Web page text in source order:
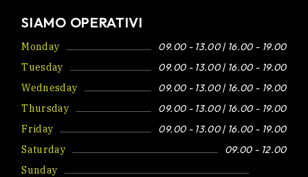
SIAMO OPERATIVI
Monday
09.00 - 13.00 | 16.00 - 19.00
Tuesday
09.00 - 13.00 | 16.00 - 19.00
Wednesday
09.00 - 13.00 | 16.00 - 19.00
Thursday
09.00 - 13.00 | 16.00 - 19.00
Friday
09.00 - 13.00 | 16.00 - 19.00
Saturday
09.00 - 12.00
Sunday